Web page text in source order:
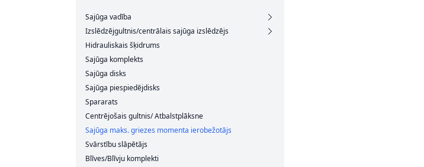
Sajūga vadība
Izslēdzējgultnis/centrālais sajūga izslēdzējs
Hidrauliskais šķidrums
Sajūga komplekts
Sajūga disks
Sajūga piespiedējdisks
Spararats
Centrējošais gultnis/ Atbalstplāksne
Sajūga maks. griezes momenta ierobežotājs
Svārstību slāpētājs
Blīves/Blīvju komplekti